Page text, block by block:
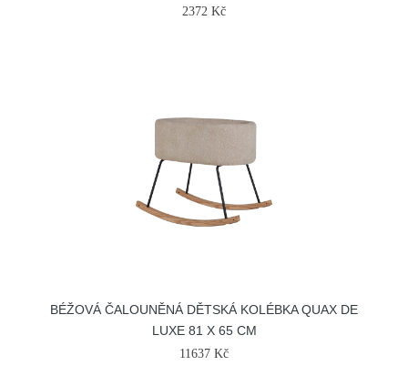
2372 Kč
BÉŽOVÁ ČALOUNĚNÁ DĚTSKÁ KOLÉBKA QUAX DE
LUXE 81 X 65 CM
11637 Kč